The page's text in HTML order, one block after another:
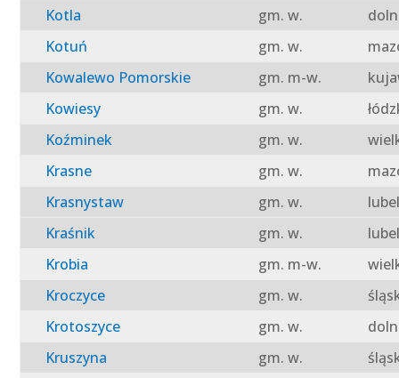
Kotla
gm. w.
Kotuń
gm. w.
Kowalewo Pomorskie
gm. m-w.
Kowiesy
gm. w.
Koźminek
gm. w.
Krasne
gm. w.
Krasnystaw
gm. w.
Kraśnik
gm. w.
Krobia
gm. m-w.
Kroczyce
gm. w.
Krotoszyce
gm. w.
Kruszyna
gm. w.